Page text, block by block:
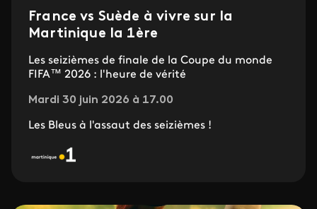
France vs Suède à vivre sur la
Martinique la 1ère
Les seizièmes de finale de la Coupe du monde
FIFA™ 2026 : l'heure de vérité
Mardi 30 juin 2026 à 17.00
Les Bleus à l'assaut des seizièmes !